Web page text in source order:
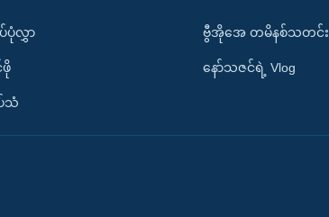
ပ်ပုံလွှာ
သံ
ဗွီအိုအေ တမိနစ်သတင်း
နော်သဇင်ရဲ့ Vlog